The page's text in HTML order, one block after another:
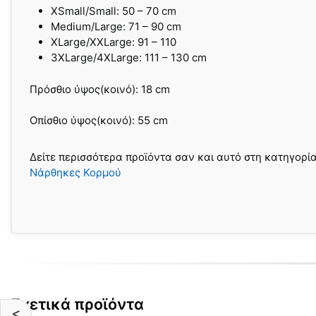
XSmall/Small: 50 – 70 cm
Medium/Large: 71 – 90 cm
XLarge/XXLarge: 91 – 110
3XLarge/4XLarge: 111 – 130 cm
Πρόσθιο ύψος(κοινό): 18 cm
Οπίσθιο ύψος(κοινό): 55 cm
Δείτε περισσότερα προϊόντα σαν και αυτό στη
Νάρθηκες Κορμού
Σχετικά προϊόντα